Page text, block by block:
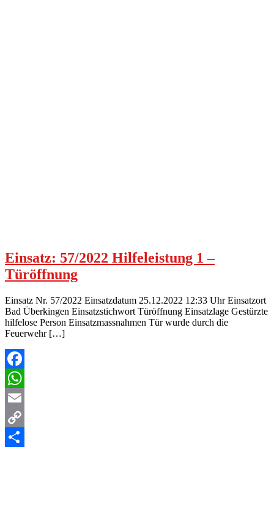
Einsatz: 57/2022 Hilfeleistung 1 –
Türöffnung
Einsatz Nr. 57/2022 Einsatzdatum 25.12.2022 12:33 Uhr Einsatzort
Bad Überkingen Einsatzstichwort Türöffnung Einsatzlage Gestürzte
hilfelose Person Einsatzmassnahmen Tür wurde durch die
Feuerwehr […]
Facebook
WhatsApp
Email
Copy